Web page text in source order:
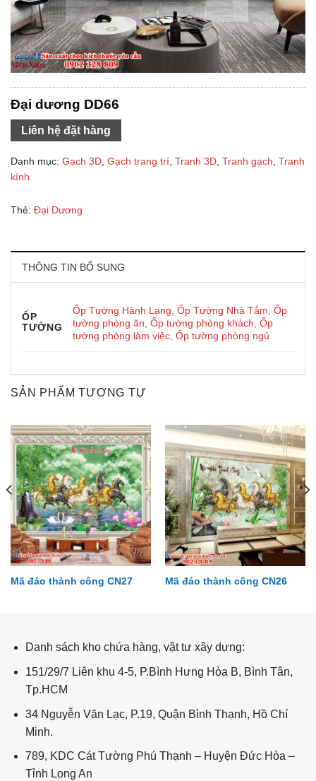
Đại dương DD66
Liên hệ đặt hàng
Danh mục: Gạch 3D Gạch trang trí Tranh 3D Tranh gạch Tranh
kính
Thẻ: Đại Dương
THÔNG TIN BỔ SUNG
ỐP
TƯỜNG
Ốp Tường Hành Lang ,Ốp Tường Nhà Tắm ,Ốp
tường phòng ăn ,Ốp tường phòng khách ,Ốp
tường phòng làm việc ,Ốp tường phòng ngủ
SẢN PHẨM TƯƠNG TỰ
Mã đáo thành công CN27 Mã đáo thành công CN26
Danh sách kho chứa hàng, vật tư xây dựng:
151/29/7 Liên khu 4-5, P.Bình Hưng Hòa B, Bình Tân,
Tp.HCM
34 Nguyễn Văn Lạc, P.19, Quận Bình Thạnh, Hồ Chí
Minh.
789, KDC Cát Tường Phú Thạnh – Huyện Đức Hòa –
Tỉnh Long An